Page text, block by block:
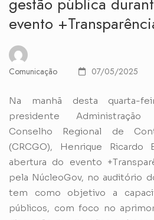
evento
Comunicação 07/05/2025
Na manhã desta quarta-
presidente
Conselho Regional de
(CRCGO), Henrique Ricardo
abertura do evento
pela NúcleoGov, no auditório
tem como objetivo a
públicos, com foco no